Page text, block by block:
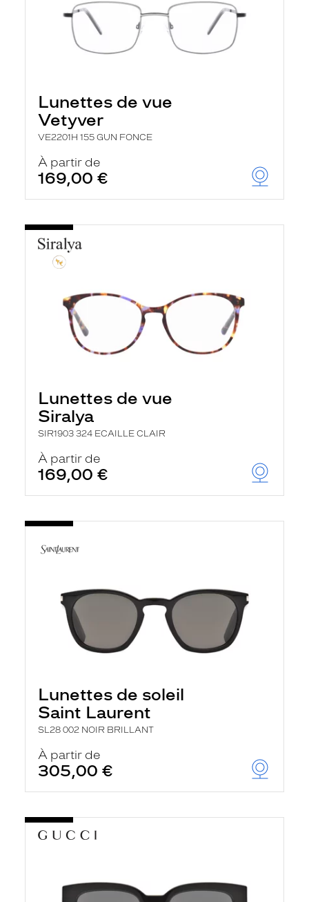
Lunettes de vue
Vetyver
VE2201H 155 GUN FONCE
À partir de
169,00 €
Lunettes de vue
Siralya
SIR1903 324 ECAILLE CLAIR
À partir de
169,00 €
Lunettes de soleil
Saint Laurent
SL28 002 NOIR BRILLANT
À partir de
305,00 €